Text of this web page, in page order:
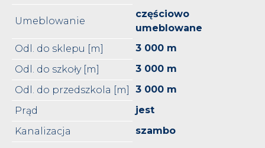
Umeblowanie
częściowo
umeblowane
Odl. do sklepu [m]
3 000 m
Odl. do szkoły [m]
3 000 m
Odl. do przedszkola [m]
3 000 m
Prąd
jest
Kanalizacja
szambo